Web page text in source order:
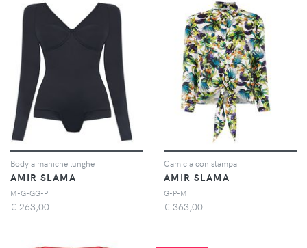
Body a maniche lunghe
AMIR SLAMA
M-G-GG-P
€ 263,00
Camicia con stampa
AMIR SLAMA
G-P-M
€ 363,00